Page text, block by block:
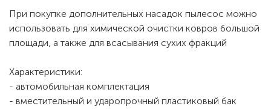
При покупке дополнительных насадок пылесос можно
использовать для химической очистки ковров большой
площади, а также для всасывания сухих фракций
Характеристики:
- автомобильная комплектация
- вместительный и ударопрочный пластиковый бак